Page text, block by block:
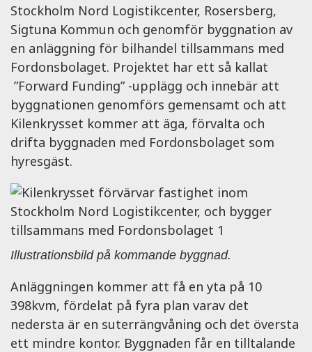
Stockholm Nord Logistikcenter, Rosersberg,
Sigtuna Kommun och genomför byggnation av
en anläggning för bilhandel tillsammans med
Fordonsbolaget. Projektet har ett så kallat
”Forward Funding” -upplägg och innebär att
byggnationen genomförs gemensamt och att
Kilenkrysset kommer att äga, förvalta och
drifta byggnaden med Fordonsbolaget som
hyresgäst.
Illustrationsbild på kommande byggnad.
Anläggningen kommer att få en yta på 10
398kvm, fördelat på fyra plan varav det
nedersta är en suterrängvåning och det översta
ett mindre kontor. Byggnaden får en tilltalande